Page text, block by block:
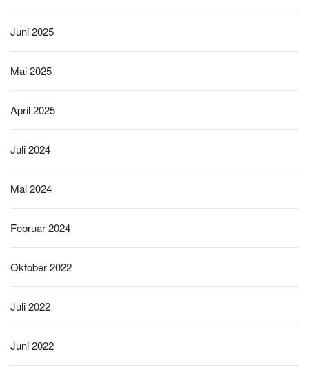
Juni 2025
Mai 2025
April 2025
Juli 2024
Mai 2024
Februar 2024
Oktober 2022
Juli 2022
Juni 2022